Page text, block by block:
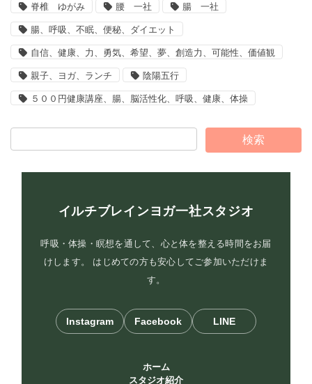
脊椎 ゆがみ 腰 一社 腸 一社
腸、呼吸、不眠、便秘、ダイエット
自信、健康、力、勇気、希望、夢、創造力、可能性、価値観
親子、ヨガ、ランチ 陰陽五行
５００円健康講座、腸、脳活性化、呼吸、健康、体操
イルチブレインヨガ一社スタジオ
呼吸・体操・瞑想を通して、心と体を整える時間をお届
けします。 はじめての方も安心してご参加いただけま
す。
Instagram Facebook LINE
ホーム
スタジオ紹介